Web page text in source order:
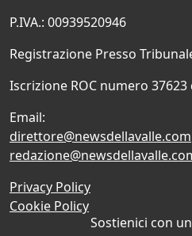
P.IVA.: 00939520946
Registrazione Presso
Iscrizione ROC numero 37623
Email:
direttore@newsdellavalle.com
Privacy Policy
Cookie Policy
Sostienici con